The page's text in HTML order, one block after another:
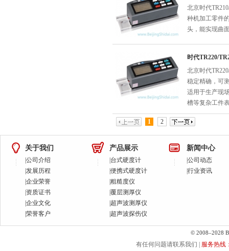
北京时代
种机加工零件
头，能实现曲
时代TR220/
北京时代
稳定精确，可
适用于生产现
槽等复杂工件
1 2
关于我们
|公司介绍
|发展历程
|企业荣誉
|资质证书
|企业文化
|荣誉客户
产品展示
|台式硬度计
|便携式硬度计
|粗糙度仪
|覆层测厚仪
|超声波测厚仪
|超声波探伤仪
新闻中心
|公司动态
|行业资讯
© 2008–2028
有任何问题请联系我们 | 服务热线